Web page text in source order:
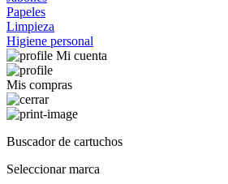
Papeles
Limpieza
Higiene personal
Mi cuenta
Mis compras
Buscador de cartuchos
Seleccionar marca